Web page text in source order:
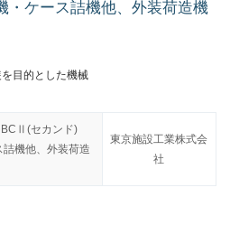
・ケース詰機他、外装荷造機
目的とした機械
セカンド)
詰機他、外装荷造
東京施設工業株式会
社